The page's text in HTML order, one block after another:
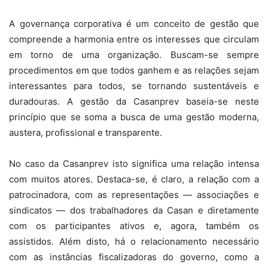
A governança corporativa é um conceito de gestão que
compreende a harmonia entre os interesses que circulam
em torno de uma organização. Buscam-se sempre
procedimentos em que todos ganhem e as relações sejam
interessantes para todos, se tornando sustentáveis e
duradouras. A gestão da Casanprev baseia-se neste
princípio que se soma a busca de uma gestão moderna,
austera, profissional e transparente.
No caso da Casanprev isto significa uma relação intensa
com muitos atores. Destaca-se, é claro, a relação com a
patrocinadora, com as representações — associações e
sindicatos — dos trabalhadores da Casan e diretamente
com os participantes ativos e, agora, também os
assistidos. Além disto, há o relacionamento necessário
com as instâncias fiscalizadoras do governo, como a